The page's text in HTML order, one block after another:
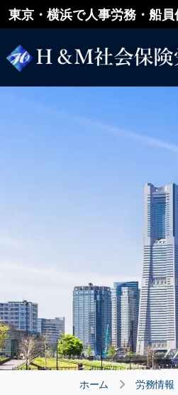
東京・横浜で人事労務・船
ホーム 労務情報